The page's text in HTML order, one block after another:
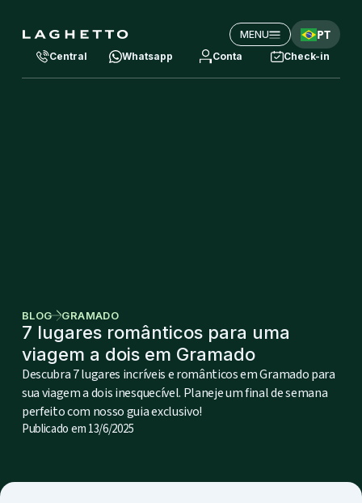
MENU PT
Central Whatsapp Conta Check-in
BLOG GRAMADO
7 lugares românticos para uma
viagem a dois em Gramado
Descubra 7 lugares incríveis e românticos em Gramado para
sua viagem a dois inesquecível. Planeje um final de semana
perfeito com nosso guia exclusivo!
Publicado em13/6/2025